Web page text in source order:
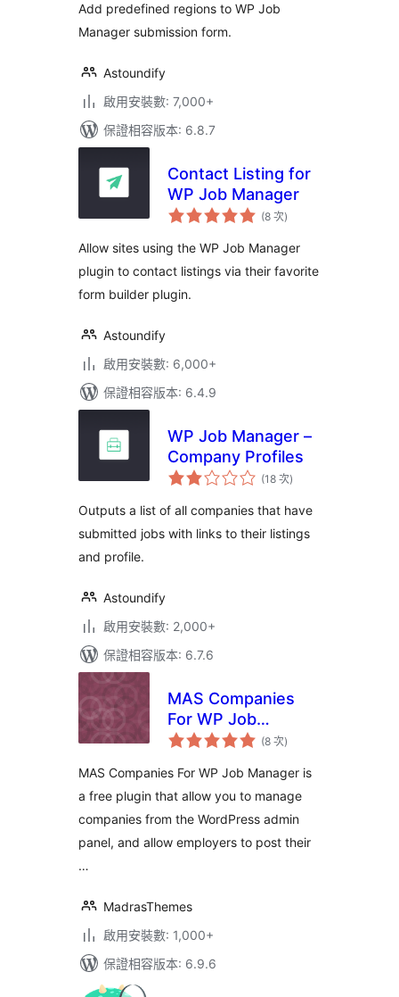
Add predefined regions to WP Job
Manager submission form.
Astoundify
啟用安裝數: 7,000+
保證相容版本: 6.8.7
Contact Listing for
WP Job Manager
(8 次評
分
數
)
Allow sites using the WP Job Manager
plugin to contact listings via their favorite
form builder plugin.
Astoundify
啟用安裝數: 6,000+
保證相容版本: 6.4.9
WP Job Manager –
Company Profiles
(18 次評
分
數
)
Outputs a list of all companies that have
submitted jobs with links to their listings
and profile.
Astoundify
啟用安裝數: 2,000+
保證相容版本: 6.7.6
MAS Companies
For WP Job
Manager
(8 次評
分
數
)
MAS Companies For WP Job Manager is
a free plugin that allow you to manage
companies from the WordPress admin
panel, and allow employers to post their
…
MadrasThemes
啟用安裝數: 1,000+
保證相容版本: 6.9.6